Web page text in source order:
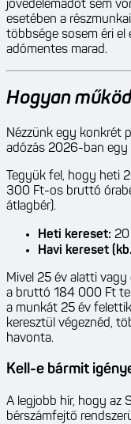
jövedelemadót sem
esetében a
többsége sosem éri el
adómentes marad.
Hogyan
Nézzünk egy konkrét
adózás 2026-ban egy
Tegyük fel, hogy heti
300 Ft-os bruttó
átlagbér).
Heti kereset: 20
Havi kereset
Mivel 25 év alatti
a bruttó 184 000 Ft
a munkát 25 év
keresztül végeznéd,
havonta.
Kell-e bármit
A legjobb hír, hogy az
bérszámfejtő